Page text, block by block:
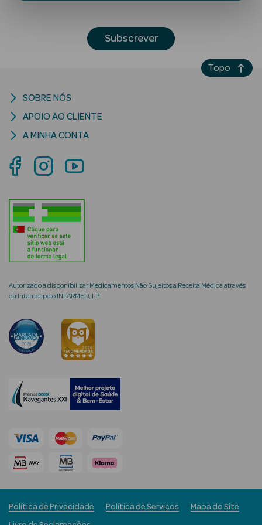
Ver Tudo
Rosto
Lábios
Solares Bebé e
Criança
Rosto e
Cosmética
Rosto
Anti-
Subscrever
Autorizado a disponibilizar Medicamentos Não Sujeitos a Receita Médica através
da Internet pelo INFARMED, I.P.
SOBRE NÓS
APOIO AO CLIENTE
A MINHA CONTA
Política de Privacidade Política de Serviços Mapa do Site
Topo